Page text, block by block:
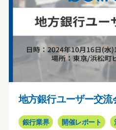
地方銀行ユーザー交流
銀行業界 開催レポート